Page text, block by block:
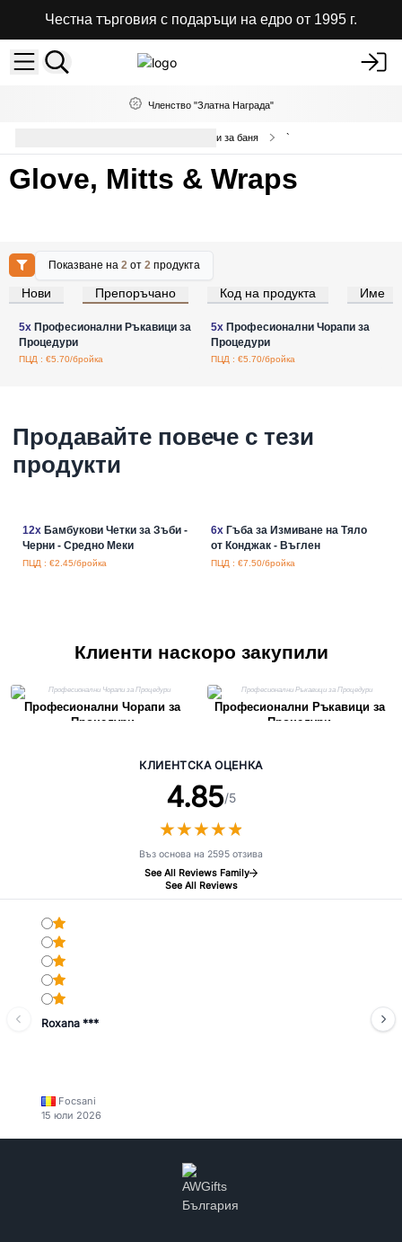
Честна търговия с подаръци на едро от 1995 г.
Членство "Златна Награда"
Качествени Козметични аксесоари за баня `
Glove, Mitts & Wraps
Показване на2 от2 продукта
Нови Препоръчано Код на продукта Име
Влезте за цени на едро
5xПрофесионални Ръкавици за
Процедури
ПЦД : €5.70/бройка
Влезте за цени на едро
5xПрофесионални Чорапи за
Процедури
ПЦД : €5.70/бройка
Продавайте повече с тези
продукти
12xБамбукови Четки за Зъби -
Черни - Средно Меки
ПЦД : €2.45/бройка
6xГъба за Измиване на Тяло
от Конджак - Въглен
ПЦД : €7.50/бройка
Клиенти наскоро закупили
Професионални Чорапи за
Процедури
Професионални Ръкавици за
Процедури
КЛИЕНТСКА ОЦЕНКА
4.85/5
★★★★★
★★★★★
Въз основа на 2595 отзива
See All Reviews Family
See All Reviews
Roxana ***
Focsani
15 юли 2026